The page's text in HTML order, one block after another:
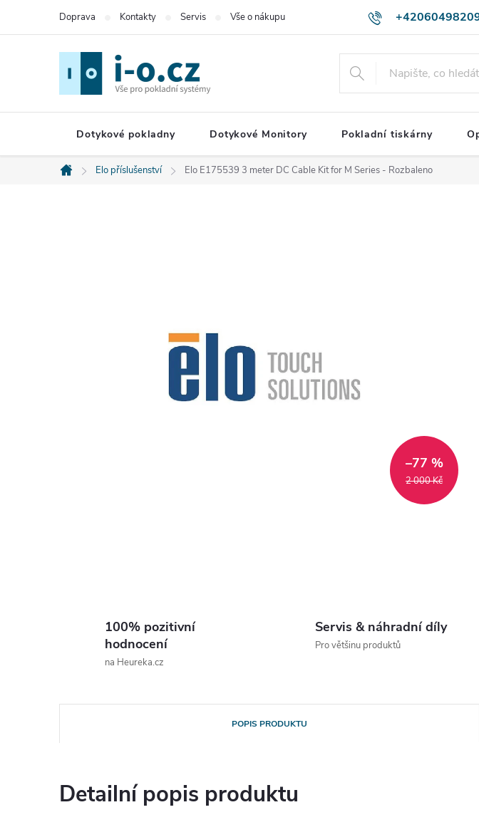
Doprava Kontakty Servis Vše o nákupu
Dotykové pokladny Dotykové Monitory Pokladní tiskárny
Domů
Elo příslušenství Elo E175539 3 meter DC Cable Kit for M Series - Rozbaleno
2 000 Kč
–77 %
100% pozitivní
hodnocení
na Heureka.cz
Servis & náhradní díly
Pro většinu produktů
POPIS PRODUKTU
Detailní popis produktu